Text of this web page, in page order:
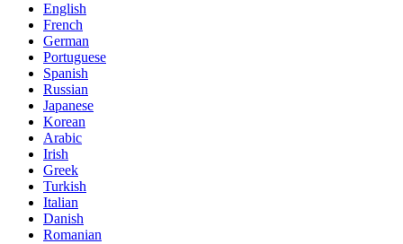
English
French
German
Portuguese
Spanish
Russian
Japanese
Korean
Arabic
Irish
Greek
Turkish
Italian
Danish
Romanian